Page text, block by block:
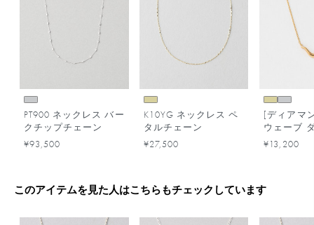
PT900 ネックレス バー
クチップチェーン
¥93,500
K10YG ネックレス ペ
タルチェーン
¥27,500
[ディアマ
ウェーブ
ド ネック
¥13,200
このアイテムを見た人はこちらもチェックしています